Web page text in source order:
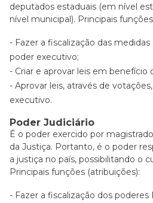
deputados estaduais (em nível
nível municipal). Principais
Fazer a fiscalização das
poder executivo;
Criar e aprovar leis em benefício
Aprovar leis, através de
executivo.
Poder Judiciário
É o poder exercido por
da Justiça. Portanto, é o poder
a justiça no país, possibilitando o
Principais funções (atribuições):
Fazer a fiscalização dos